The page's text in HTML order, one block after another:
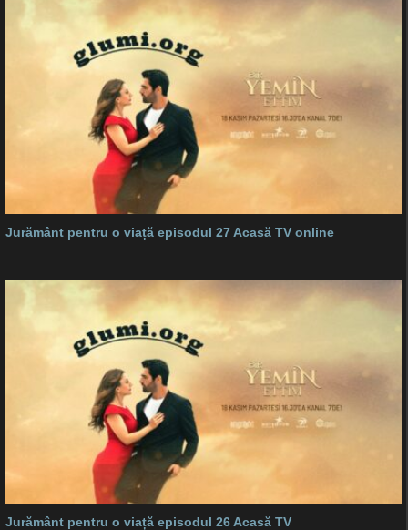
Jurământ pentru o viață episodul 27 Acasă TV online
Jurământ pentru o viață episodul 26 Acasă TV